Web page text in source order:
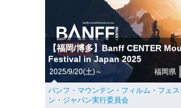
【福岡/博多】Banff CENTER
Festival in Japan 2025
2025/9/20(土)～ 福岡県
バンフ・マウンテン・フィルム・フェ
ン・ジャパン実行委員会